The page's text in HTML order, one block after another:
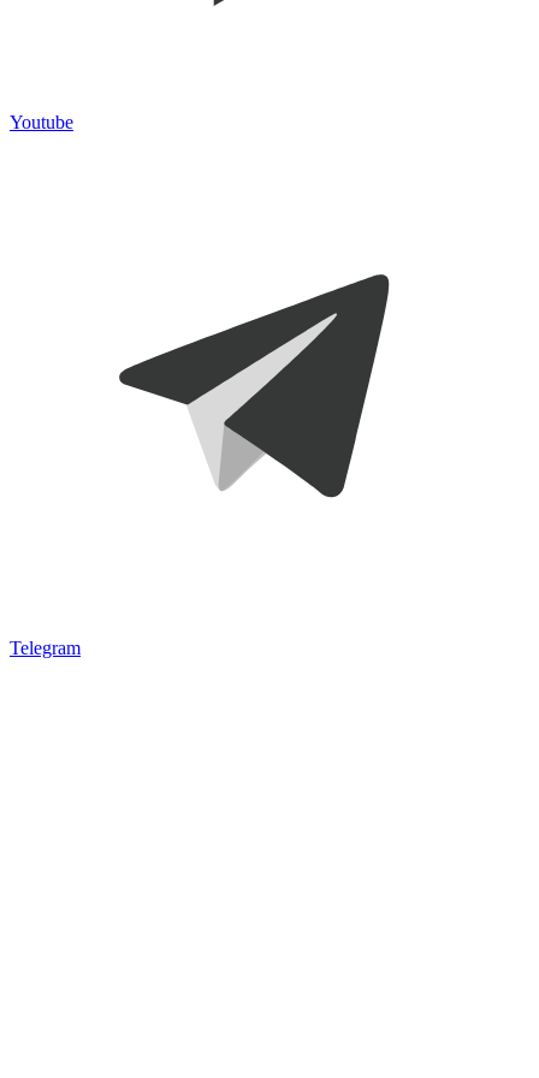
Youtube
Telegram